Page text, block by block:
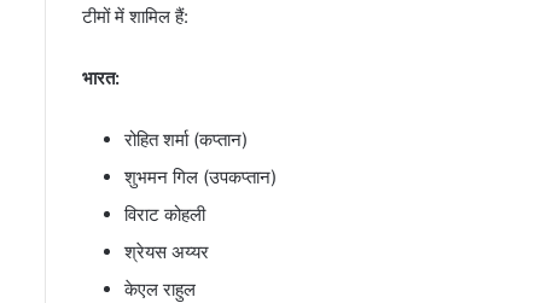
टीमों में शामिल हैं:
भारत:
रोहित शर्मा (कप्तान)
शुभमन गिल (उपकप्तान)
विराट कोहली
श्रेयस अय्यर
केएल राहुल